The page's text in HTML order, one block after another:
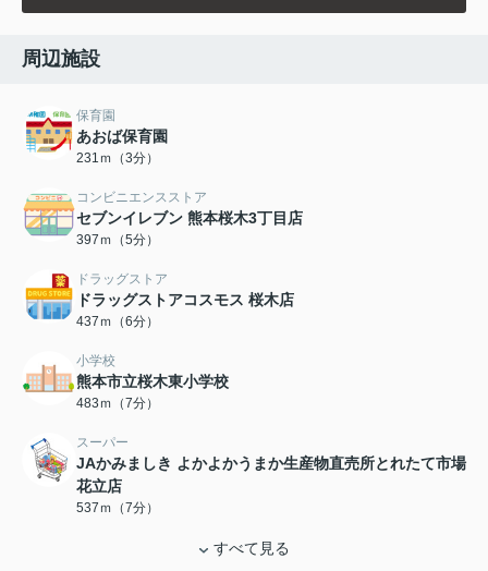
周辺施設
保育園
あおば保育園
231ｍ（3分）
コンビニエンスストア
セブンイレブン 熊本桜木3丁目店
397ｍ（5分）
ドラッグストア
ドラッグストアコスモス 桜木店
437ｍ（6分）
小学校
熊本市立桜木東小学校
483ｍ（7分）
スーパー
JAかみましき よかよかうまか生産物直売所とれたて市場
花立店
537ｍ（7分）
すべて見る